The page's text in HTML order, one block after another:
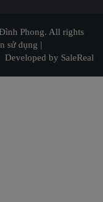
Phong. All rights
sử dụng |
Developed by SaleReal